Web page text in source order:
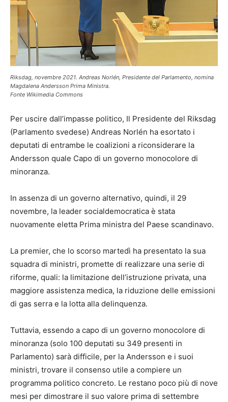
Riksdag, novembre 2021. Andreas Norlén, Presidente del Parlamento, nomina
Magdalena Andersson Prima Ministra.
Fonte Wikimedia Commons
Per uscire dall’impasse politico, Il Presidente del Riksdag
(Parlamento svedese) Andreas Norlén ha esortato i
deputati di entrambe le coalizioni a riconsiderare la
Andersson quale Capo di un governo monocolore di
minoranza.
In assenza di un governo alternativo, quindi, il 29
novembre, la leader socialdemocratica è stata
nuovamente eletta Prima ministra del Paese scandinavo.
La premier, che lo scorso martedì ha presentato la sua
squadra di ministri, promette di realizzare una serie di
riforme, quali: la limitazione dell’istruzione privata, una
maggiore assistenza medica, la riduzione delle emissioni
di gas serra e la lotta alla delinquenza.
Tuttavia, essendo a capo di un governo monocolore di
minoranza (solo 100 deputati su 349 presenti in
Parlamento) sarà difficile, per la Andersson e i suoi
ministri, trovare il consenso utile a compiere un
programma politico concreto. Le restano poco più di nove
mesi per dimostrare il suo valore prima di settembre